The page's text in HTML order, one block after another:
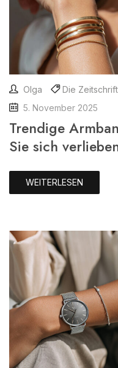
Olga Die Zeitschrift
5. November 2025
Trendige
Sie sich
WEITERLESEN